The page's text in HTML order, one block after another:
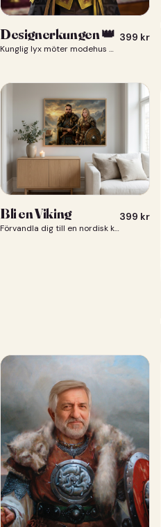
Designerkungen 👑
Kunglig lyx möter modehus — du som designerkung 👑
399 kr
Bli en Viking
Förvandla dig till en nordisk krigare i ett episkt vikingaporträtt.
399 kr